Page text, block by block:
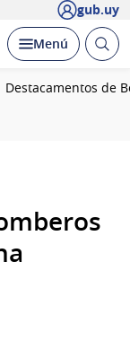
gub.uy
Desplegar
Menú Abrir
Destacamentos de